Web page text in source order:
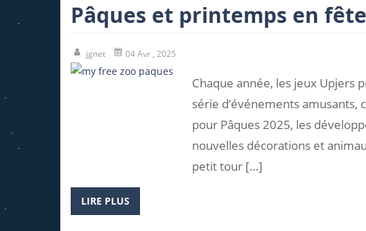
Pâques et printemps en
jgnet 04 Avr , 2025
Chaque année, les jeux Upjers
série d’événements
pour Pâques 2025, les
nouvelles décorations et
petit tour […]
LIRE PLUS